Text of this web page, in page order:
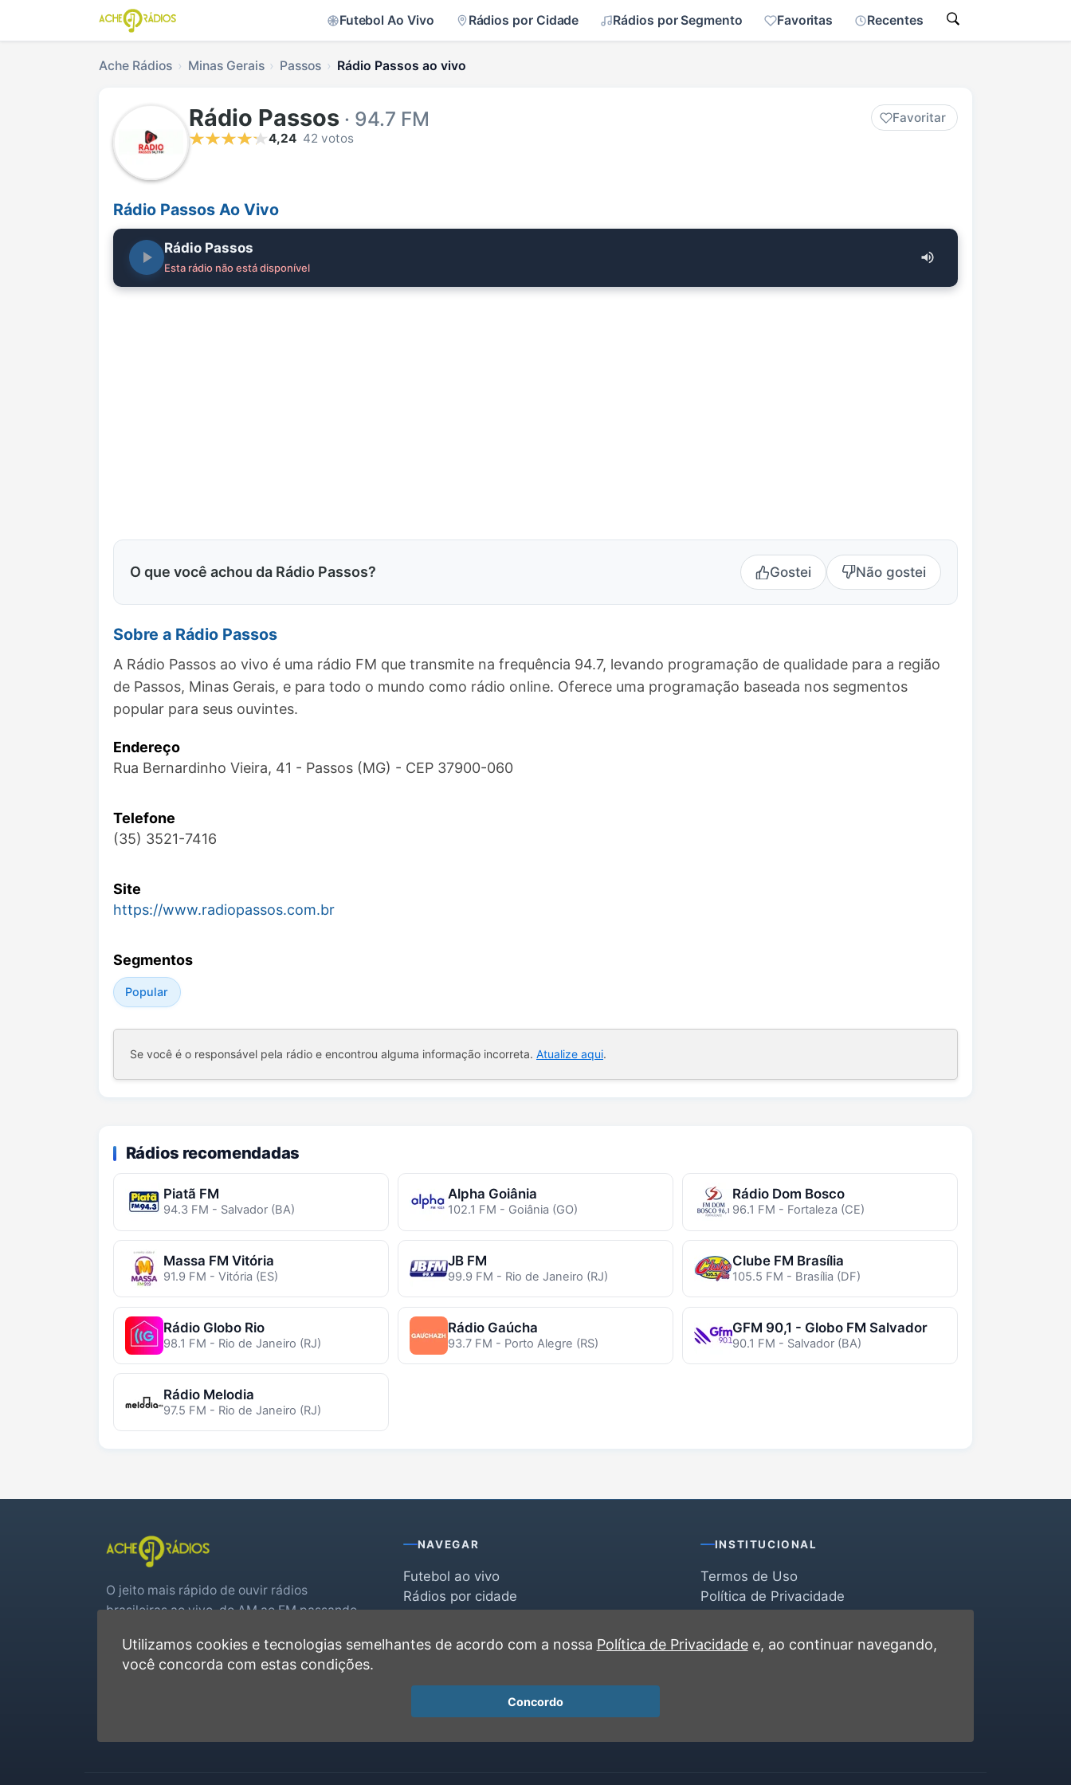
Futebol Ao Vivo Rádios por Cidade Rádios por Segmento Favoritas Recentes
Ache Rádios Minas Gerais Passos Rádio Passos ao vivo
Rádio Passos · 94.7 FM
Favoritar
4,24 42 votos
Rádio Passos Ao Vivo
Rádio Passos
Esta rádio não está disponível
O que você achou da Rádio Passos? Gostei Não gostei
Sobre a Rádio Passos
A Rádio Passos ao vivo é uma rádio FM que transmite na frequência 94.7, levando programação de qualidade para a região
de Passos, Minas Gerais, e para todo o mundo como rádio online. Oferece uma programação baseada nos segmentos
popular para seus ouvintes.
Endereço
Rua Bernardinho Vieira, 41 - Passos (MG) - CEP 37900-060
Telefone
(35) 3521-7416
Site
https://www.radiopassos.com.br
Segmentos
Popular
Se você é o responsável pela rádio e encontrou alguma informação incorreta. Atualize aqui.
Rádios recomendadas
Piatã FM
94.3 FM - Salvador (BA)
Alpha Goiânia
102.1 FM - Goiânia (GO)
Rádio Dom Bosco
96.1 FM - Fortaleza (CE)
Massa FM Vitória
91.9 FM - Vitória (ES)
JB FM
99.9 FM - Rio de Janeiro (RJ)
Clube FM Brasília
105.5 FM - Brasília (DF)
Rádio Globo Rio
98.1 FM - Rio de Janeiro (RJ)
Rádio Gaúcha
93.7 FM - Porto Alegre (RS)
GFM 90,1 - Globo FM Salvador
90.1 FM - Salvador (BA)
Rádio Melodia
97.5 FM - Rio de Janeiro (RJ)
O jeito mais rápido de ouvir rádios
brasileiras ao vivo, do AM ao FM passando
real.
NAVEGAR
Futebol ao vivo
Rádios por cidade
Favoritas
INSTITUCIONAL
Termos de Uso
Política de Privacidade
Contato
Utilizamos cookies e tecnologias semelhantes de acordo com a nossa Política de Privacidadee, ao continuar navegando,
você concorda com estas condições.
Concordo